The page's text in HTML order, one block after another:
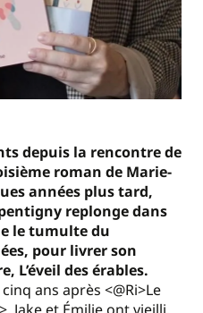
depuis la rencontre de
roman de Marie-
années plus tard,
replonge dans
le tumulte du
pour livrer son
L’éveil des érables.
ans après <@Ri>Le